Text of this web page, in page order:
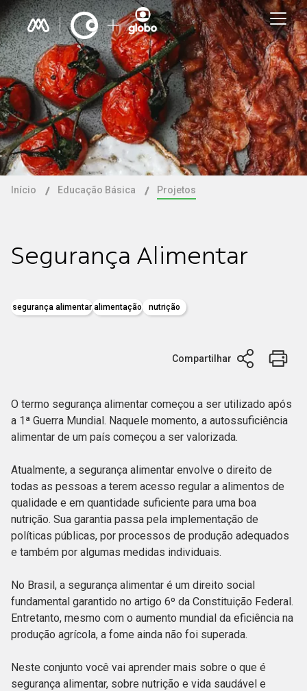
Início Educação Básica Projetos
Segurança Alimentar
segurança alimentar alimentação nutrição
Compartilhar
O termo segurança alimentar começou a ser utilizado após
a 1ª Guerra Mundial. Naquele momento, a autossuficiência
alimentar de um país começou a ser valorizada.
Atualmente, a segurança alimentar envolve o direito de
todas as pessoas a terem acesso regular a alimentos de
qualidade e em quantidade suficiente para uma boa
nutrição. Sua garantia passa pela implementação de
políticas públicas, por processos de produção adequados
e também por algumas medidas individuais.
No Brasil, a segurança alimentar é um direito social
fundamental garantido no artigo 6º da Constituição Federal.
Entretanto, mesmo com o aumento mundial da eficiência na
produção agrícola, a fome ainda não foi superada.
Neste conjunto você vai aprender mais sobre o que é
segurança alimentar, sobre nutrição e vida saudável e